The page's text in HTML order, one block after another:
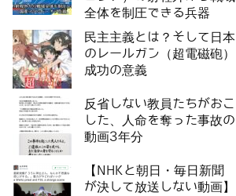
全体を制圧できる兵器
民主主義とは？そして日本
のレールガン（超電磁砲）
成功の意義
反省しない教員たちがおこ
した、人命を奪った事故の
動画3年分
【NHKと朝日・毎日新聞
が決して放送しない動画】